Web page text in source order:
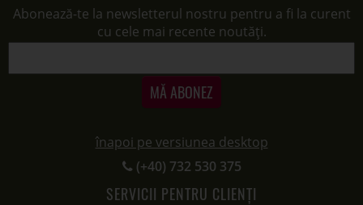
Abonează-te la newsletterul nostru pentru a fi la curent
cu cele mai recente noutăți.
MĂ ABONEZ
înapoi pe versiunea desktop
(+40) 732 530 375
SERVICII PENTRU CLIENȚI